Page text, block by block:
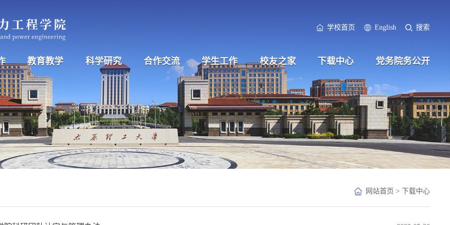
学校首页 English 搜索
教育教学 科学研究 合作交流 学生工作 校友之家 下载中心 党务院务公开
网站首页 > 下载中心